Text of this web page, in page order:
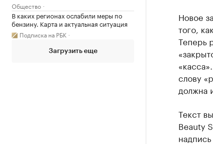
Общество
В каких регионах ослабили меры по
бензину. Карта и актуальная ситуация
Подписка на РБК
Загрузить еще
Новое
того,
Теперь
слову
должна
Текст
Beauty